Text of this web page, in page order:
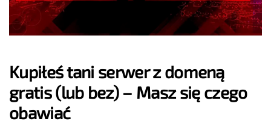
Kupiłeś tani serwer z domeną
gratis (lub bez) – Masz się czego
obawiać